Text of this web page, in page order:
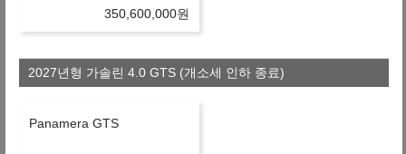
유의사항
따라 달라질 수 있습니다.
350,600,000원
2027년형 가솔린 4.0 GTS (개소세 인하 종료)
Panamera GTS